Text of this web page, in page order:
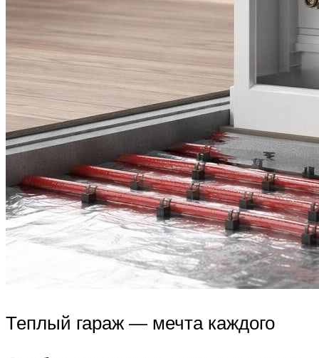
Теплый гараж — мечта каждого